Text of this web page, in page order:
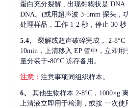
蛋白充分裂解 , 出现黏糊状是 DNA
DNA。(或用超声波 3-5mm 探头，
处理样品，工作 1-2 秒，停止 30
5.4、 裂解或超声破碎完成，
2-8°C
10min，上清移入 EP 管中，立即
量分装于-80°C 冻存备用。
注意： 注意事项同组织样本。
6、 其他生物样本 2-8°C，1000×g
上清液立即用于检测，或按 一次使